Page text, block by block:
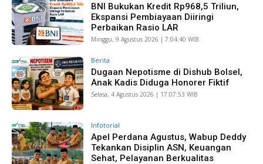
BNI Bukukan Kredit Rp968,5 Triliun,
Ekspansi Pembiayaan Diiringi
Perbaikan Rasio LAR
Minggu, 9 Agustus 2026 | 7:04:40 WIB
Berita
Dugaan Nepotisme di Dishub Bolsel,
Anak Kadis Diduga Honorer Fiktif
Selasa, 4 Agustus 2026 | 17:07:53 WIB
Infotorial
Apel Perdana Agustus, Wabup Deddy
Tekankan Disiplin ASN, Keuangan
Sehat, Pelayanan Berkualitas